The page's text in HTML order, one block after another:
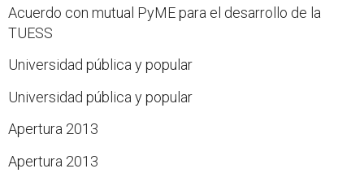
Acuerdo con mutual PyME para el desarrollo de la
TUESS
Universidad pública y popular
Universidad pública y popular
Apertura 2013
Apertura 2013